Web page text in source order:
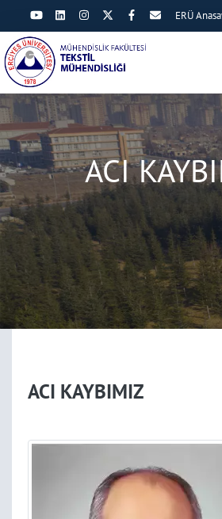
ERÜ
ACI
ACI KAYBIMIZ